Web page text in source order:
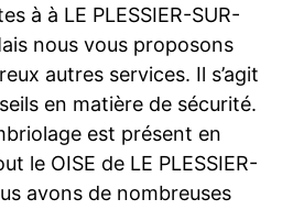
à à LE PLESSIER-SUR-
nous vous proposons
autres services. Il s’agit
en matière de sécurité.
est présent en
le OISE de LE PLESSIER-
avons de nombreuses